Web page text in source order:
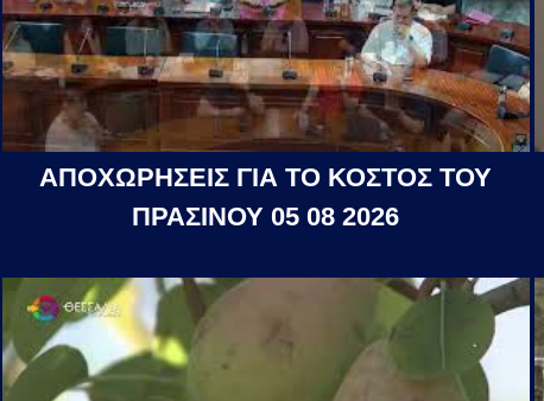
ΑΠΟΧΩΡΗΣΕΙΣ ΓΙΑ ΤΟ ΚΟΣΤΟΣ ΤΟΥ
ΠΡΑΣΙΝΟΥ 05 08 2026